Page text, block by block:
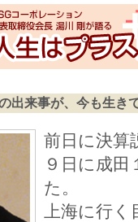
の出来事が、今も生き
前日に決算
９日に成
た。
上海に行く